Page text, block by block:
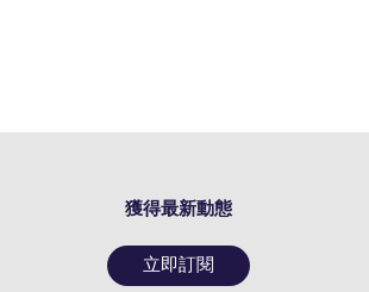
獲得最新動態
立即訂閱